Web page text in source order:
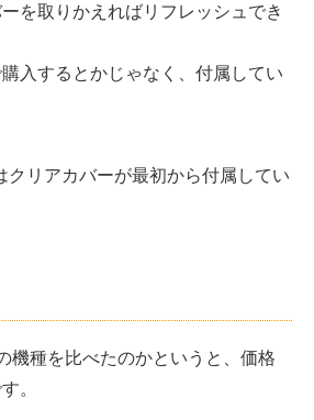
を取りかえればリフレッシュでき
入するとかじゃなく、付属してい
クリアカバーが最初から付属してい
機種を比べたのかというと、価格
。